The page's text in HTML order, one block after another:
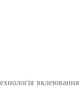
вклеювання